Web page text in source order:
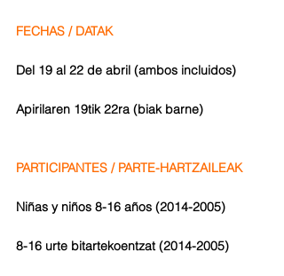
FECHAS / DATAK
Del 19 al 22 de abril (ambos incluidos)
Apirilaren 19tik 22ra (biak barne)
PARTICIPANTES / PARTE-HARTZAILEAK
Niñas y niños 8-16 años (2014-2005)
8-16 urte bitartekoentzat (2014-2005)